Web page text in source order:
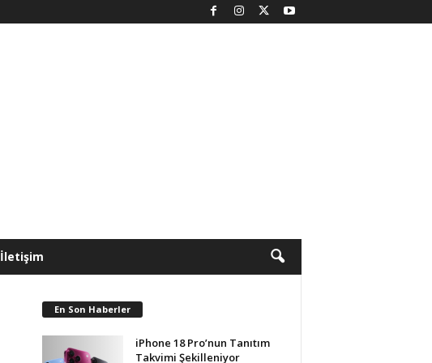
İletişim
En Son Haberler
iPhone 18 Pro’nun Tanıtım
Takvimi Şekilleniyor